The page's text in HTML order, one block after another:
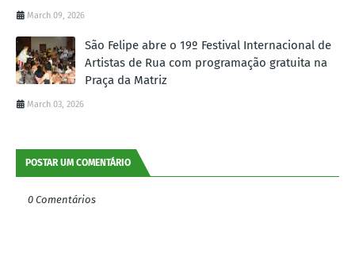
March 09, 2026
São Felipe abre o 19º Festival Internacional de
Artistas de Rua com programação gratuita na
Praça da Matriz
March 03, 2026
POSTAR UM COMENTÁRIO
0 Comentários